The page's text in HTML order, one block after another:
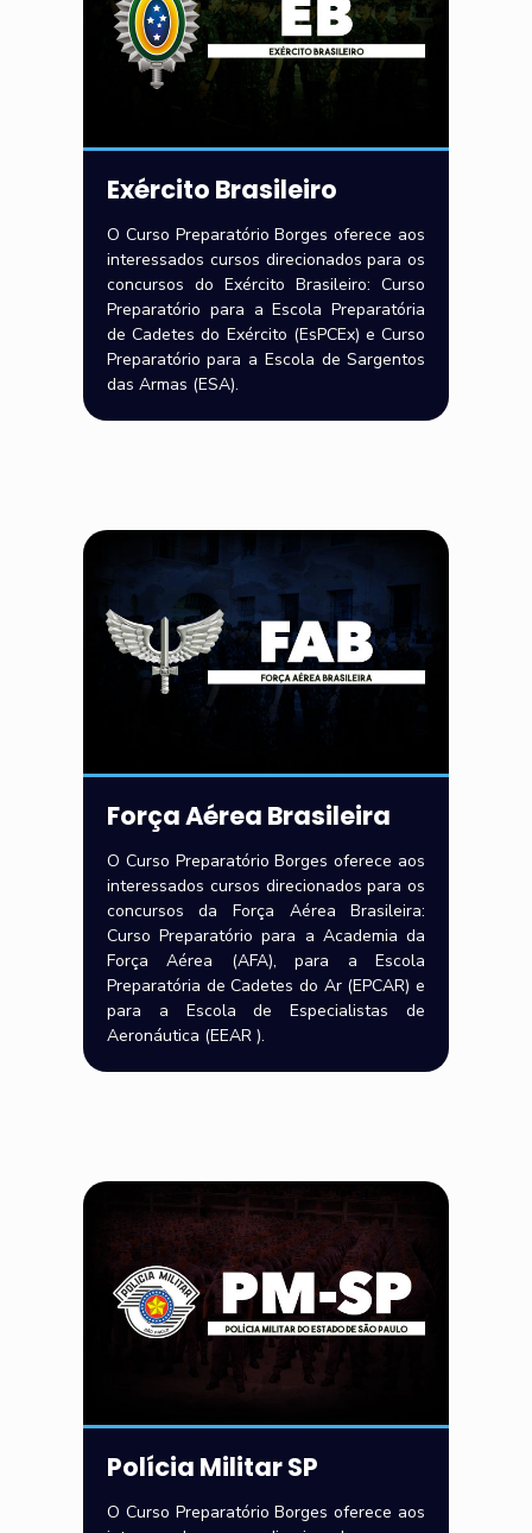
Exército Brasileiro
O Curso Preparatório Borges oferece aos
interessados cursos direcionados para os
concursos do Exército Brasileiro: Curso
Preparatório para a Escola Preparatória
de Cadetes do Exército (EsPCEx) e Curso
Preparatório para a Escola de Sargentos
das Armas (ESA).
Força Aérea Brasileira
O Curso Preparatório Borges oferece aos
interessados cursos direcionados para os
concursos da Força Aérea Brasileira:
Curso Preparatório para a Academia da
Força Aérea (AFA), para a Escola
Preparatória de Cadetes do Ar (EPCAR) e
para a Escola de Especialistas de
Aeronáutica (EEAR ).
Polícia Militar SP
O Curso Preparatório Borges oferece aos